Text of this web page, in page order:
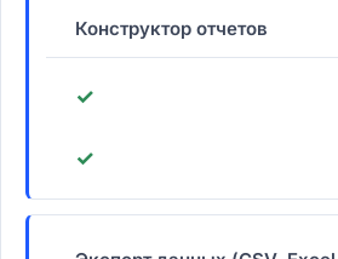
Конструктор отчетов
✓
✓